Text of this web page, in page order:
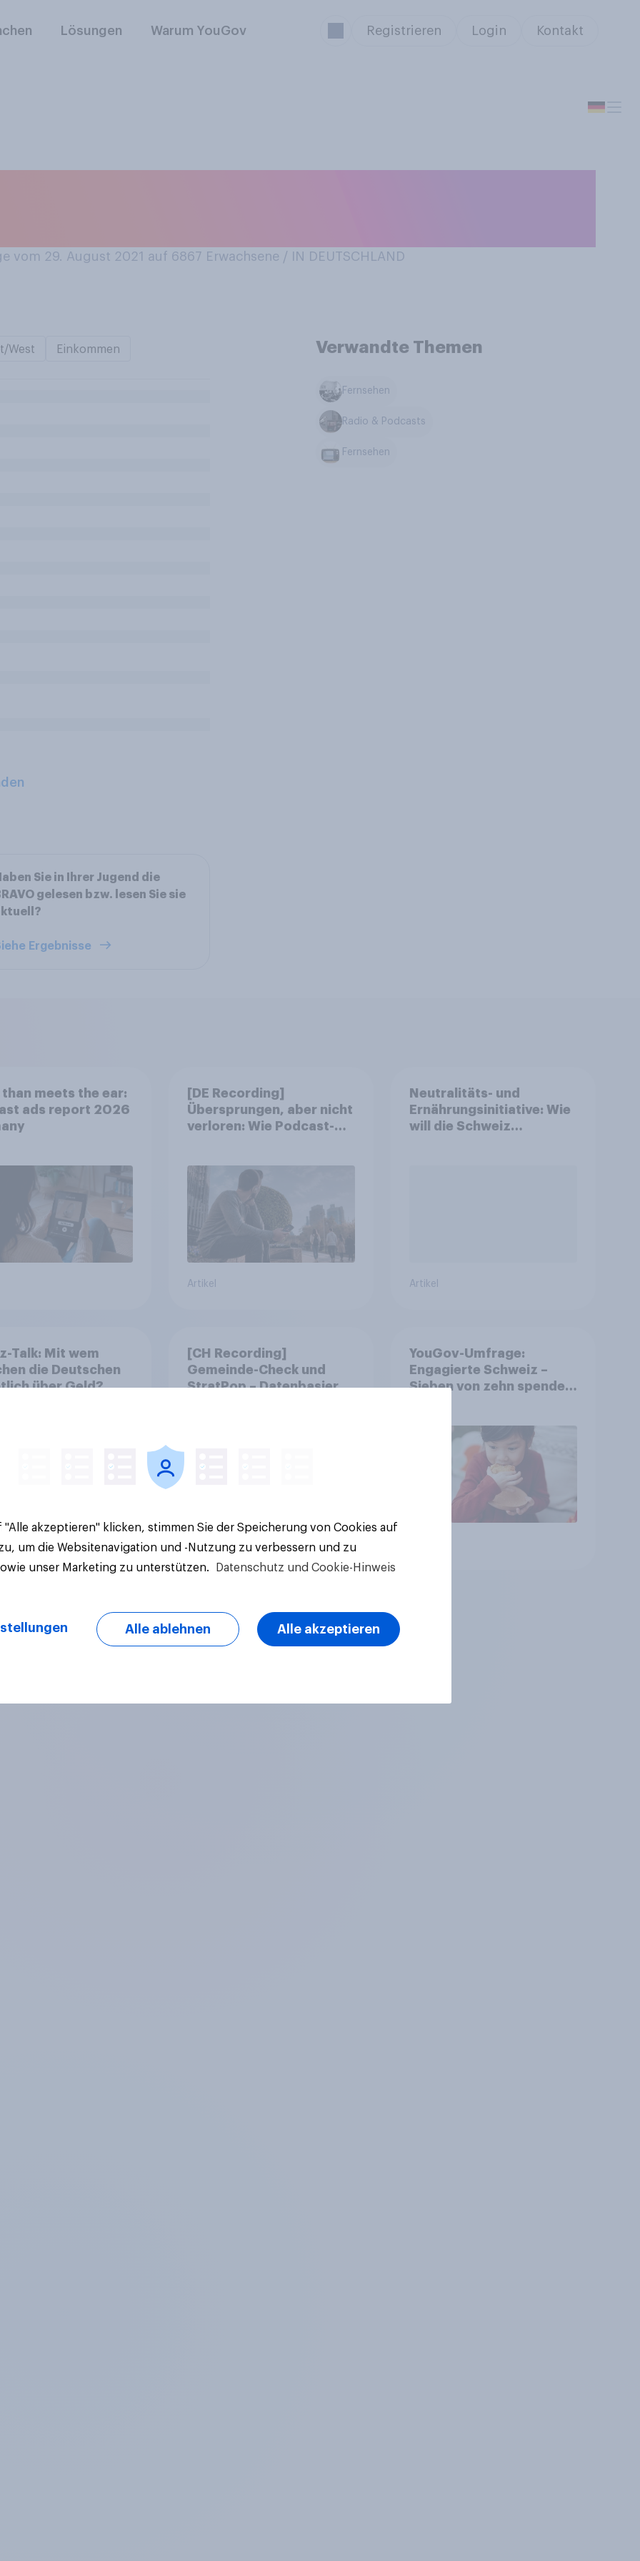
Lösungen Warum YouGov Registrieren Login Kontakt
vom 29. August 2021 auf 6867 Erwachsene / IN DEUTSCHLAND
West Einkommen Verwandte Themen
Fernsehen
Radio & Podcasts
Fernsehen
Sie in Ihrer Jugend die
gelesen bzw. lesen Sie sie
Ergebnisse
than meets the ear:
ads report 2026
[DE Recording]
Übersprungen, aber nicht
verloren: Wie Podcast-
Artikel
Neutralitäts- und
Ernährungsinitiative: Wie
will die Schweiz
Artikel
Talk: Mit wem
die Deutschen
über Geld?
[CH Recording]
Gemeinde-Check und
StratPop – Datenbasierte
Artikel
YouGov-Umfrage:
Engagierte Schweiz –
Sieben von zehn spenden,
"Alle akzeptieren" klicken, stimmen Sie der Speicherung von Cookies auf
zu, um die Websitenavigation und -Nutzung zu verbessern und zu
unser Marketing zu unterstützen.
Datenschutz und Cookie-Hinweis
Alle ablehnen Alle akzeptieren